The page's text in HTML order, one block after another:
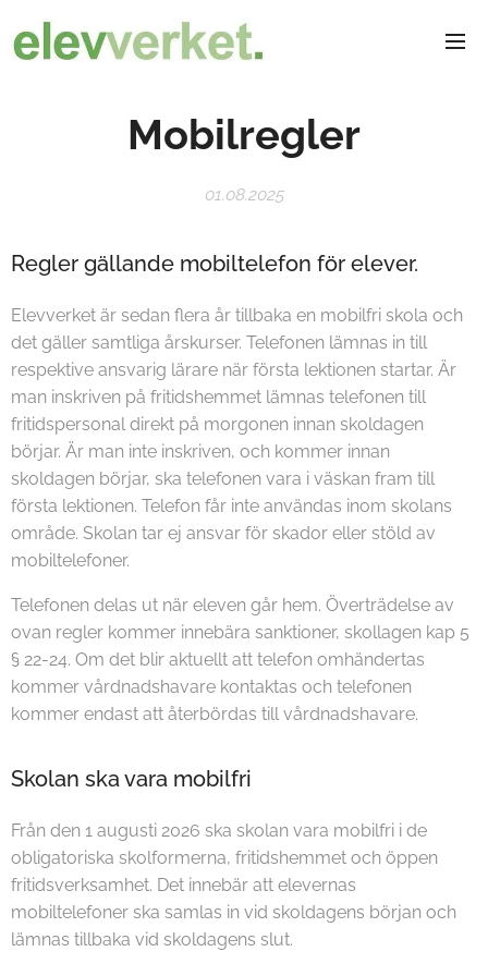
Mobilregler
01.08.2025
Regler gällande mobiltelefon för elever.
Elevverket är sedan flera år tillbaka en mobilfri skola och
det gäller samtliga årskurser. Telefonen lämnas in till
respektive ansvarig lärare när första lektionen startar. Är
man inskriven på fritidshemmet lämnas telefonen till
fritidspersonal direkt på morgonen innan skoldagen
börjar. Är man inte inskriven, och kommer innan
skoldagen börjar, ska telefonen vara i väskan fram till
första lektionen. Telefon får inte användas inom skolans
område. Skolan tar ej ansvar för skador eller stöld av
mobiltelefoner.
Telefonen delas ut när eleven går hem. Överträdelse av
ovan regler kommer innebära sanktioner, skollagen kap 5
§ 22-24. Om det blir aktuellt att telefon omhändertas
kommer vårdnadshavare kontaktas och telefonen
kommer endast att återbördas till vårdnadshavare.
Skolan ska vara mobilfri
Från den 1 augusti 2026 ska skolan vara mobilfri i de
obligatoriska skolformerna, fritidshemmet och öppen
fritidsverksamhet. Det innebär att elevernas
mobiltelefoner ska samlas in vid skoldagens början och
lämnas tillbaka vid skoldagens slut.